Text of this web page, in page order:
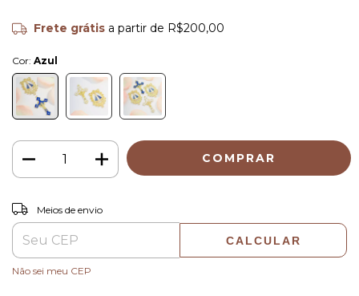
Frete grátis a partir de R$200,00
Cor: Azul
Entregas para o CEP:
Meios de envio
CALCULAR
Não sei meu CEP